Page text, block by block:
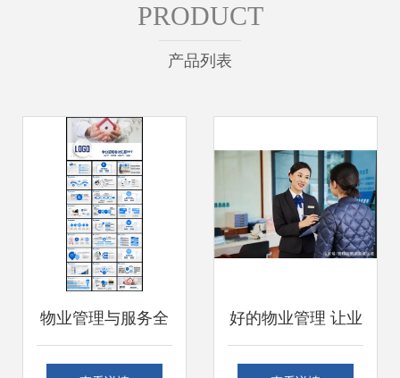
PRODUCT
产品列表
物业管理与服务全
览
好的物业管理 让业
主感受“被爱着”的